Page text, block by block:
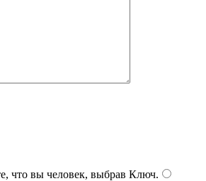
что вы человек, выбрав Ключ.